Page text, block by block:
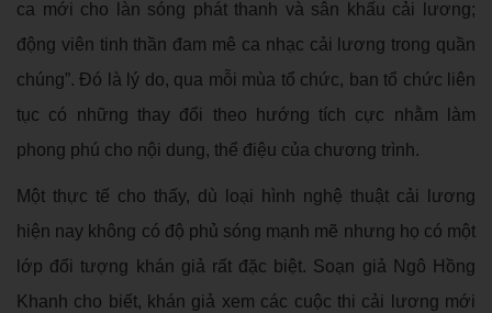
ca mới cho làn sóng phát thanh và sân khấu cải lương;
động viên tinh thần đam mê ca nhạc cải lương trong quần
chúng”. Đó là lý do, qua mỗi mùa tổ chức, ban tổ chức liên
tục có những thay đổi theo hướng tích cực nhằm làm
phong phú cho nội dung, thể điệu của chương trình.
Một thực tế cho thấy, dù loại hình nghệ thuật cải lương
hiện nay không có độ phủ sóng mạnh mẽ nhưng họ có một
lớp đối tượng khán giả rất đặc biệt. Soạn giả Ngô Hồng
Khanh cho biết, khán giả xem các cuộc thi cải lương mới